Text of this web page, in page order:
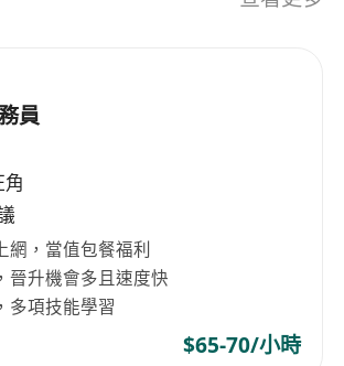
preferred; fresh grads welcome
skills in
Mandarin
oriented attitude with a
for guests
the extra mile to enhance the
HK$16,000-18,450
員
角
網，當值包餐福利
晉升機會多且速度快
多項技能學習
$65-70/小時